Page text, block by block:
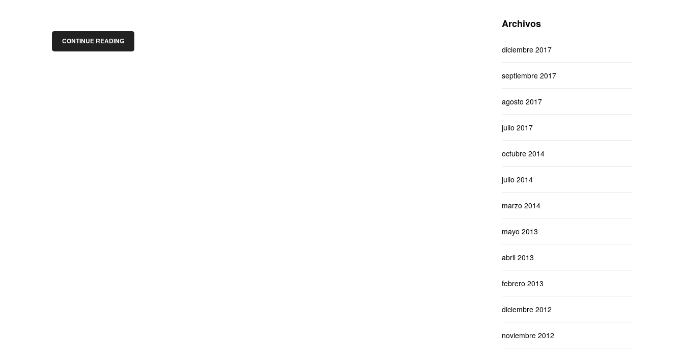
CONTINUE READING
Archivos
diciembre 2017
septiembre 2017
agosto 2017
julio 2017
octubre 2014
julio 2014
marzo 2014
mayo 2013
abril 2013
febrero 2013
diciembre 2012
noviembre 2012